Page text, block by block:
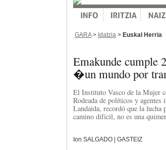
GARA> Idatzia > Euskal Herria
Emakunde cumple
�un mundo por
El Instituto Vasco de la Mujer
Rodeada de políticos y
Landaida, recordó que la lucha
camino difícil, no es una
Ion SALGADO | GASTEIZ